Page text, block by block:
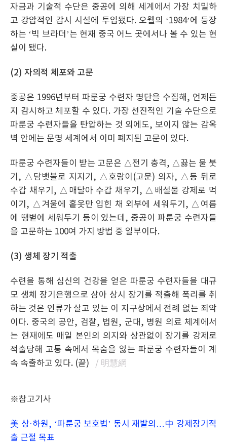
자금과 기술적 수단은 중공에 의해 세계에서 가장 치밀하
고 강압적인 감시 시설에 투입됐다. 오웰의 ‘1984’에 등장
하는 ‘빅 브라더’는 현재 중국 어느 곳에서나 볼 수 있는 현
실이 됐다.
(2) 자의적 체포와 고문
중공은 1996년부터 파룬궁 수련자 명단을 수집해, 언제든
지 감시하고 체포할 수 있다. 가장 선진적인 기술 수단으로
파룬궁 수련자들을 탄압하는 것 외에도, 보이지 않는 감옥
벽 안에는 문명 세계에서 이미 폐지된 고문이 있다.
파룬궁 수련자들이 받는 고문은 △전기 충격, △끓는 물 붓
기, △담뱃불로 지지기, △호랑이(고문) 의자, △등 뒤로
수갑 채우기, △매달아 수갑 채우기, △배설물 강제로 먹
이기, △겨울에 홑옷만 입힌 채 외부에 세워두기, △여름
에 땡볕에 세워두기 등이 있는데, 중공이 파룬궁 수련자들
을 고문하는 100여 가지 방법 중 일부이다.
(3) 생체 장기 적출
수련을 통해 심신의 건강을 얻은 파룬궁 수련자들을 대규
모 생체 장기은행으로 삼아 상시 장기를 적출해 폭리를 취
하는 것은 인류가 살고 있는 이 지구상에서 전례 없는 죄악
이다. 중국의 공안, 검찰, 법원, 군대, 병원 의료 체계에서
는 현재에도 매일 본인의 의지와 상관없이 장기를 강제로
적출당해 고통 속에서 목숨을 잃는 파룬궁 수련자들이 계
속 속출하고 있다. (끝) / 明慧網
※참고기사
美 상·하원, ‘파룬궁 보호법’ 동시 재발의…中 강제장기적
출 근절 목표